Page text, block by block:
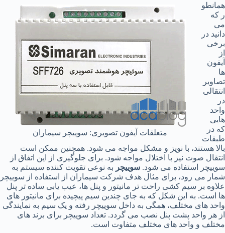
متعلقات آیفون تصویری: سوییچر سیماران
همانطو
ر که
می
دانید در
برخی
از
آیفون
ها
تصاویر
انتقالی
در
واحد
هایی
که در
طبقات
بالا هستند، با نویز و مشکل مواجه می شود. همچنین ممکن است
انتقال صوت نیز با اختلال مواجه شود. برای جلوگیری از این اتفاق از
سوییچر استفاده می شود. سوییچر به نوعی تقویت کننده سیستم به
شمار می رود، برای مثال هدف شرکت سیماران از استفاده از سوییچر
علاوه بر سیم کشی راحت تر مانیتور و پنل ها، عیب یابی ساده تر پنل
ها است. به این شکل که به جای چندین سیم پیچیده برای مانیتور های
واحد های مختلف، همگی به داخل سوییچر رفته و یک سیم به نمایندگی
از هر واحد پشت پنل نصب می گردد. تعداد سوییچر برای برند های
مختلف و واحد های مختلف متفاوت است.